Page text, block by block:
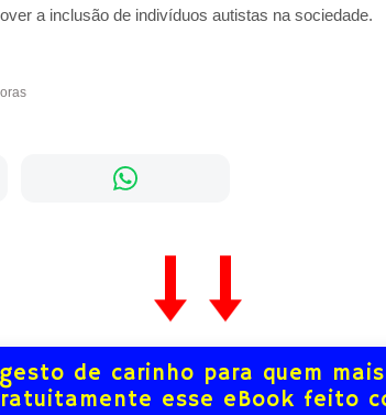
a inclusão de indivíduos autistas na sociedade.
de carinho para quem
esse eBook feito